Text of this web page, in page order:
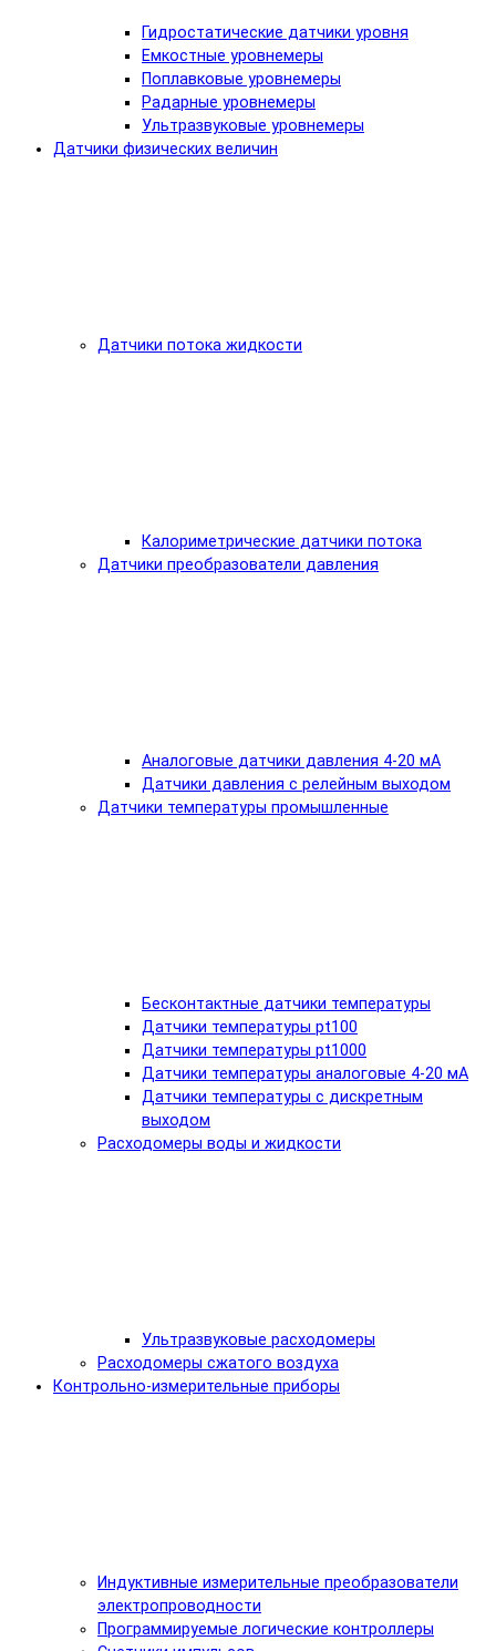
Гидростатические датчики уровня
Емкостные уровнемеры
Поплавковые уровнемеры
Радарные уровнемеры
Ультразвуковые уровнемеры
Датчики физических величин
Датчики потока жидкости
Калориметрические датчики потока
Датчики преобразователи давления
Аналоговые датчики давления 4-20 мА
Датчики давления с релейным выходом
Датчики температуры промышленные
Бесконтактные датчики температуры
Датчики температуры pt100
Датчики температуры pt1000
Датчики температуры аналоговые 4-20 мА
Датчики температуры с дискретным
выходом
Расходомеры воды и жидкости
Ультразвуковые расходомеры
Расходомеры сжатого воздуха
Контрольно-измерительные приборы
Индуктивные измерительные преобразователи
электропроводности
Программируемые логические контроллеры